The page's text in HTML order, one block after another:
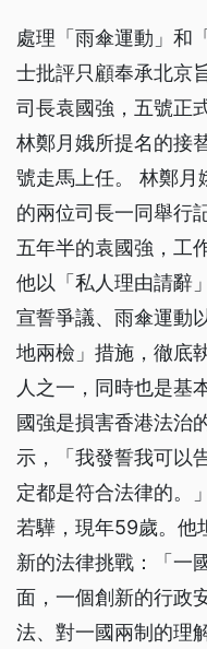
處理「雨傘運動」和
士批評只顧奉承北京
司長袁國強，五號正
林鄭月娥所提名的接
號走馬上任。 林鄭月
的兩位司長一同舉行
五年半的袁國強，工
他以「私人理由請辭
宣誓爭議、雨傘運動
地兩檢」措施，徹底
人之一，同時也是基
國強是損害香港法治
示，「我發誓我可以
定都是符合法律的。
若驊，現年59歲。他
新的法律挑戰：「一
面，一個創新的行政
法、對一國兩制的理